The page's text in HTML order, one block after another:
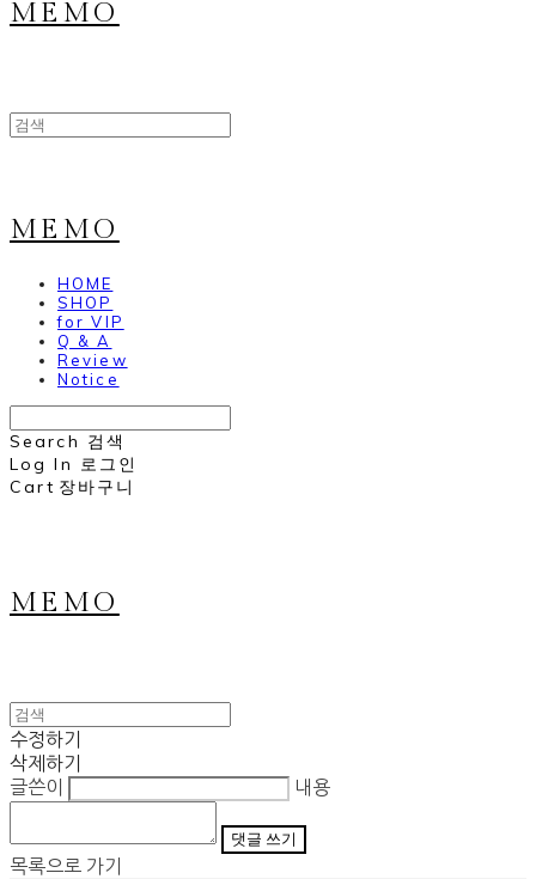
MEMO
MEMO
HOME
SHOP
for VIP
Q & A
Review
Notice
Search 검색
Log In 로그인
Cart 장바구니
MEMO
수정하기
삭제하기
글쓴이
내용
댓글 쓰기
목록으로 가기